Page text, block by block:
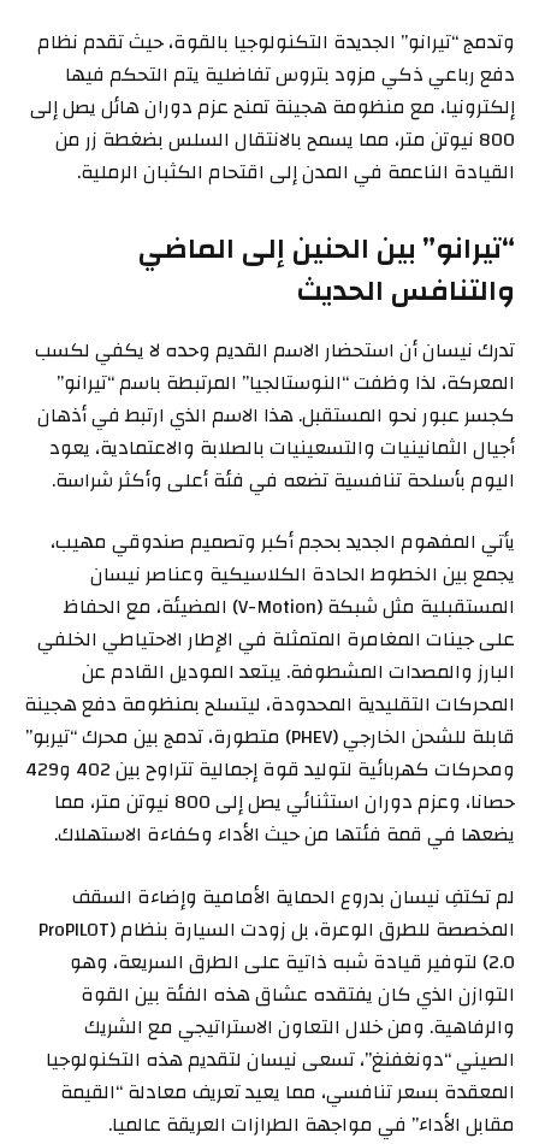
وتدمج “تيرانو” الجديدة التكنولوجيا بالقوة، حيث تقدم نظام
دفع رباعي ذكي مزود بتروس تفاضلية يتم التحكم فيها
إلكترونيا، مع منظومة هجينة تمنح عزم دوران هائل يصل إلى
800 نيوتن متر، مما يسمح بالانتقال السلس بضغطة زر من
القيادة الناعمة في المدن إلى اقتحام الكثبان الرملية.
“تيرانو” بين الحنين إلى الماضي
والتنافس الحديث
تدرك نيسان أن استحضار الاسم القديم وحده لا يكفي لكسب
المعركة، لذا وظفت “النوستالجيا” المرتبطة باسم “تيرانو”
كجسر عبور نحو المستقبل. هذا الاسم الذي ارتبط في أذهان
أجيال الثمانينيات والتسعينيات بالصلابة والاعتمادية، يعود
اليوم بأسلحة تنافسية تضعه في فئة أعلى وأكثر شراسة.
يأتي المفهوم الجديد بحجم أكبر وتصميم صندوقي مهيب،
يجمع بين الخطوط الحادة الكلاسيكية وعناصر نيسان
المستقبلية مثل شبكة (V-Motion) المضيئة، مع الحفاظ
على جينات المغامرة المتمثلة في الإطار الاحتياطي الخلفي
البارز والمصدات المشطوفة. يبتعد الموديل القادم عن
المحركات التقليدية المحدودة، ليتسلح بمنظومة دفع هجينة
قابلة للشحن الخارجي (PHEV) متطورة، تدمج بين محرك “تيربو”
ومحركات كهربائية لتوليد قوة إجمالية تتراوح بين 402 و429
حصانا، وعزم دوران استثنائي يصل إلى 800 نيوتن متر، مما
يضعها في قمة فئتها من حيث الأداء وكفاءة الاستهلاك.
لم تكتفِ نيسان بدروع الحماية الأمامية وإضاءة السقف
المخصصة للطرق الوعرة، بل زودت السيارة بنظام (ProPILOT
2.0) لتوفير قيادة شبه ذاتية على الطرق السريعة، وهو
التوازن الذي كان يفتقده عشاق هذه الفئة بين القوة
والرفاهية. ومن خلال التعاون الاستراتيجي مع الشريك
الصيني “دونغفنغ”، تسعى نيسان لتقديم هذه التكنولوجيا
المعقدة بسعر تنافسي، مما يعيد تعريف معادلة “القيمة
مقابل الأداء” في مواجهة الطرازات العريقة عالميا.